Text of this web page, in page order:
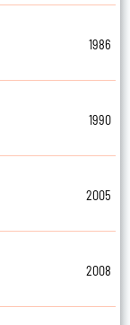
1986
1990
2005
2008